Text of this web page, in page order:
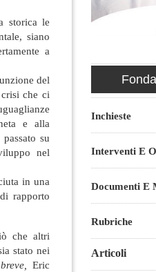
storica le
siano
a
del
che ci
e alla
su
nel
in una
rapporto
che altri
stato nei
Eric
Inchieste
Interventi E
Documenti E
Rubriche
Articoli